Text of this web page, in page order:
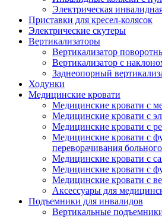
Электрическая
Приставки для кресел-колясок
Электрические скутеры
Вертикализаторы
Вертикализатор
Вертикализатор с
Заднеопорный
Ходунки
Медицинские кровати
Медицинские кровати с
Медицинские кровати с
Медицинские кровати с
Медицинские кровати с
переворачивания больного
Медицинские кровати с
Медицинские кровати с
Медицинские кровати с
Аксессуары для
Подъемники для инвалидов
Вертикальные